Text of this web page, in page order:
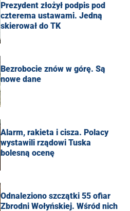
Prezydent złożył podpis pod
czterema ustawami. Jedną
skierował do TK
Bezrobocie znów w górę. Są
nowe dane
Alarm, rakieta i cisza. Polacy
wystawili rządowi Tuska
bolesną ocenę
Odnaleziono szczątki 55 ofiar
Zbrodni Wołyńskiej. Wśród nich